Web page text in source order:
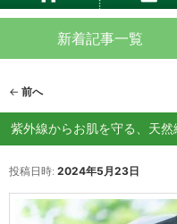
新着記事一覧
投
ナ
ビ
ー
シ
ョ
← 前へ
紫外線からお肌を守る、天
投稿日時: 2024年5月23日